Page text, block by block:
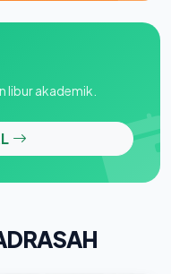
libur akademik.